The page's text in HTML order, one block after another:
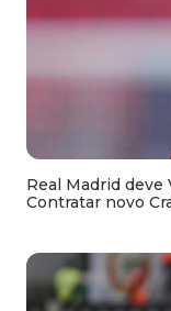
Real Madrid deve
Contratar novo